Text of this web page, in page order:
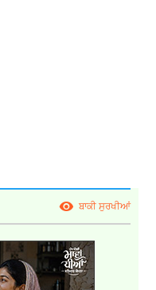
ਬਾਕੀ ਸੁਰਖੀਆਂ